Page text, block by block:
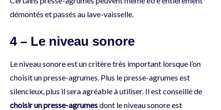
démontés et passés au lave-vaisselle.
4 – Le niveau sonore
Le niveau sonore est un critère très important lorsque l’on
choisit un presse-agrumes. Plus le presse-agrumes est
silencieux, plus il sera agréable à utiliser. Il est conseillé de
choisir un presse-agrumesdont le niveau sonore est